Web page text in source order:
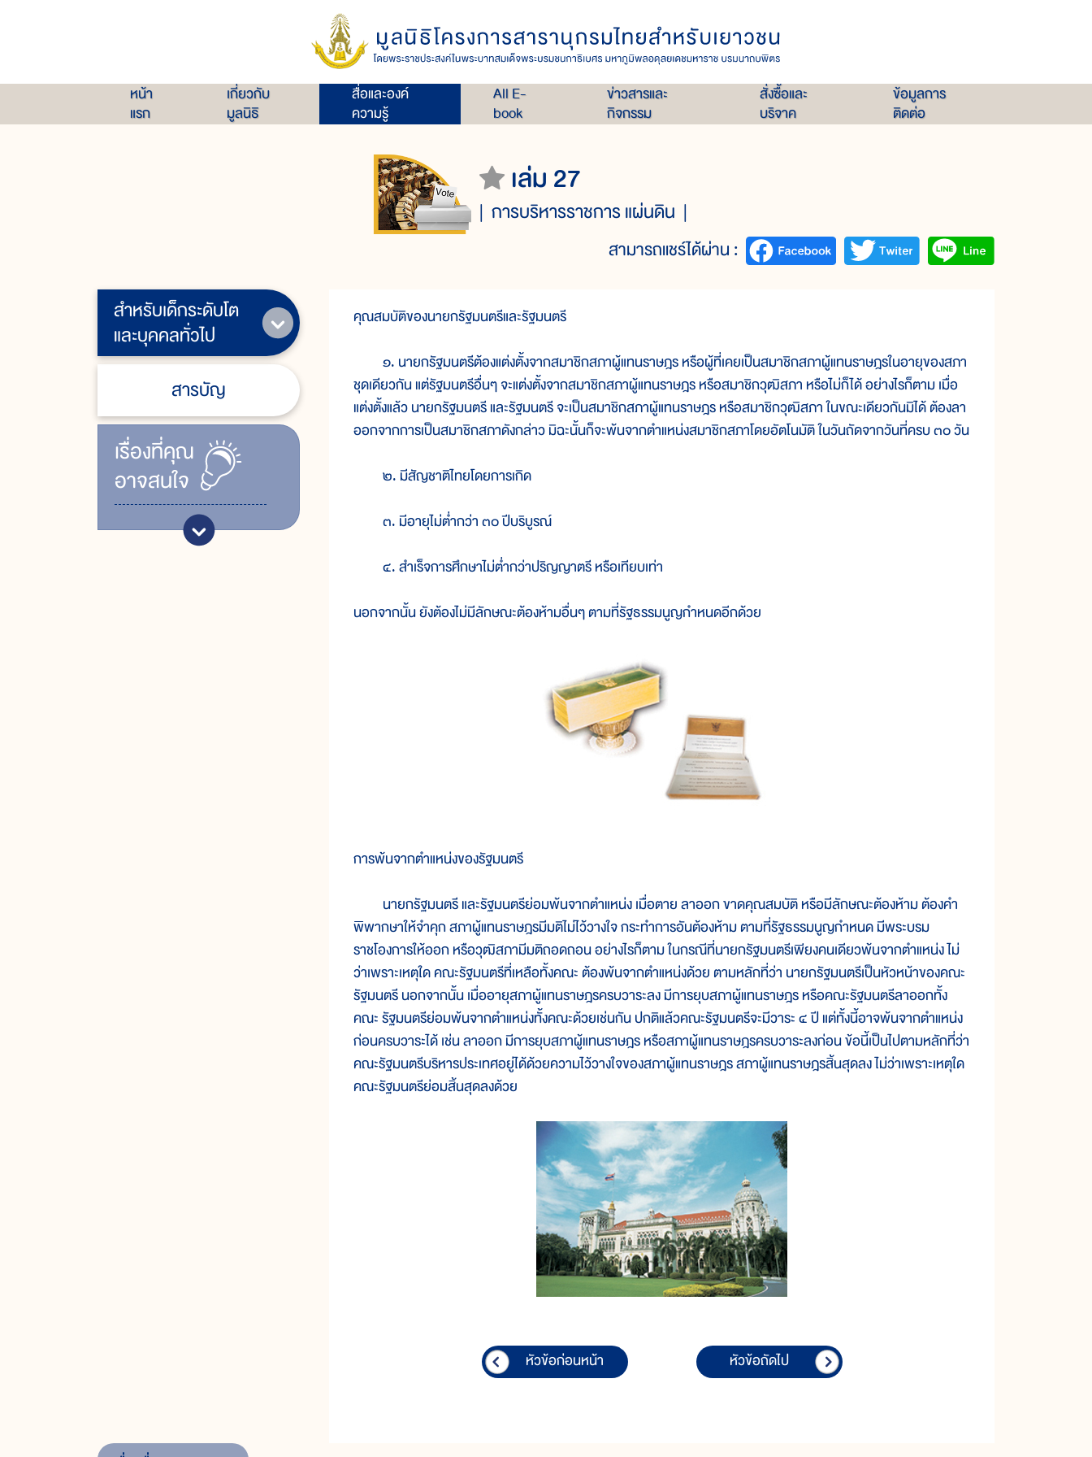
หน้า
แรก
เกี่ยวกับ
มูลนิธิ
สื่อและองค์
ความรู้
All E-
book
ข่าวสารและ
กิจกรรม
สั่งซื้อและ
บริจาค
ข้อมูลการ
ติดต่อ
เล่ม 27
การบริหารราชการ แผ่นดิน
สามารถแชร์ได้ผ่าน :
สำหรับเด็กระดับโต
และบุคคลทั่วไป
สารบัญ
เรื่ิองที่คุณ
อาจสนใจ
คุณสมบัติของนายกรัฐมนตรีและรัฐมนตรี
๑. นายกรัฐมนตรีต้องแต่งตั้งจากสมาชิกสภาผู้แทนราษฎร หรือผู้ที่เคยเป็นสมาชิกสภาผู้แทนราษฎรในอายุของสภา
ชุดเดียวกัน แต่รัฐมนตรีอื่นๆ จะแต่งตั้งจากสมาชิกสภาผู้แทนราษฎร หรือสมาชิกวุฒิสภา หรือไม่ก็ได้ อย่างไรก็ตาม เมื่อ
แต่งตั้งแล้ว นายกรัฐมนตรี และรัฐมนตรี จะเป็นสมาชิกสภาผู้แทนราษฎร หรือสมาชิกวุฒิสภา ในขณะเดียวกันมิได้ ต้องลา
ออกจากการเป็นสมาชิกสภาดังกล่าว มิฉะนั้นก็จะพ้นจากตำแหน่งสมาชิกสภาโดยอัตโนมัติ ในวันถัดจากวันที่ครบ ๓๐ วัน
๒. มีสัญชาติไทยโดยการเกิด
๓. มีอายุไม่ต่ำกว่า ๓๐ ปีบริบูรณ์
๔. สำเร็จการศึกษาไม่ต่ำกว่าปริญญาตรี หรือเทียบเท่า
นอกจากนั้น ยังต้องไม่มีลักษณะต้องห้ามอื่นๆ ตามที่รัฐธรรมนูญกำหนดอีกด้วย
การพ้นจากตำแหน่งของรัฐมนตรี
นายกรัฐมนตรี และรัฐมนตรีย่อมพ้นจากตำแหน่ง เมื่อตาย ลาออก ขาดคุณสมบัติ หรือมีลักษณะต้องห้าม ต้องคำ
พิพากษาให้จำคุก สภาผู้แทนราษฎรมีมติไม่ไว้วางใจ กระทำการอันต้องห้าม ตามที่รัฐธรรมนูญกำหนด มีพระบรม
ราชโองการให้ออก หรือวุฒิสภามีมติถอดถอน อย่างไรก็ตาม ในกรณีที่นายกรัฐมนตรีเพียงคนเดียวพ้นจากตำแหน่ง ไม่
ว่าเพราะเหตุใด คณะรัฐมนตรีที่เหลือทั้งคณะ ต้องพ้นจากตำแหน่งด้วย ตามหลักที่ว่า นายกรัฐมนตรีเป็นหัวหน้าของคณะ
รัฐมนตรี นอกจากนั้น เมื่ออายุสภาผู้แทนราษฎรครบวาระลง มีการยุบสภาผู้แทนราษฎร หรือคณะรัฐมนตรีลาออกทั้ง
คณะ รัฐมนตรีย่อมพ้นจากตำแหน่งทั้งคณะด้วยเช่นกัน ปกติแล้วคณะรัฐมนตรีจะมีวาระ ๔ ปี แต่ทั้งนี้อาจพ้นจากตำแหน่ง
ก่อนครบวาระได้ เช่น ลาออก มีการยุบสภาผู้แทนราษฎร หรือสภาผู้แทนราษฎรครบวาระลงก่อน ข้อนี้เป็นไปตามหลักที่ว่า
คณะรัฐมนตรีบริหารประเทศอยู่ได้ด้วยความไว้วางใจของสภาผู้แทนราษฎร สภาผู้แทนราษฎรสิ้นสุดลง ไม่ว่าเพราะเหตุใด
คณะรัฐมนตรีย่อมสิ้นสุดลงด้วย
หัวข้อก่อนหน้า หัวข้อถัดไป